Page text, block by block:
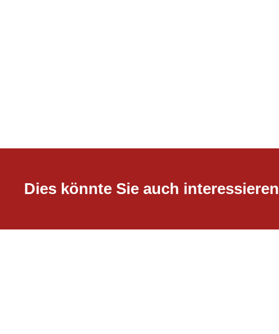
Dies könnte Sie auch interessieren